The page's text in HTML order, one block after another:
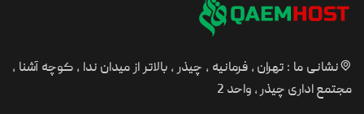
نشانی ما : تهران ، فرمانیه ، چیذر ، بالاتر از میدان ندا ، کوچه آشنا ،
مجتمع اداری چیذر ، واحد 2